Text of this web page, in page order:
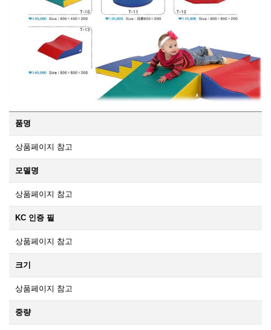
품명
상품페이지 참고
모델명
상품페이지 참고
KC 인증 필
상품페이지 참고
크기
상품페이지 참고
중량